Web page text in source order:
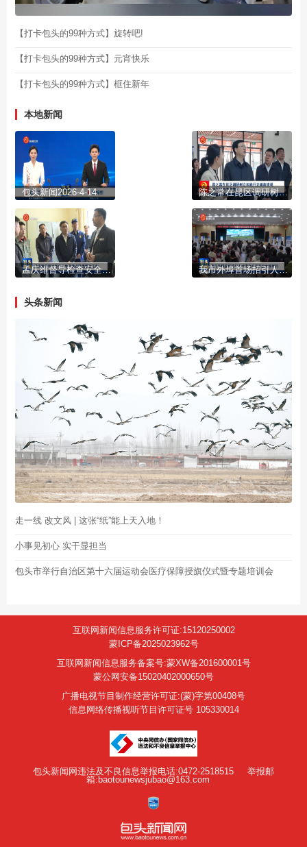
【打卡包头的99种方式】旋转吧!
【打卡包头的99种方式】元宵快乐
【打卡包头的99种方式】框住新年
本地新闻
包头新闻2026-4-14 陈之常在昆区调研树立和践行正确政绩观学习教育开展情况
孟庆维督导检查安全生产重点隐患整改工作 我市外埠首场招引人才宣介会在东北大学举行
头条新闻
走一线 改文风 | 这张“纸”能上天入地！
小事见初心 实干显担当
包头市举行自治区第十六届运动会医疗保障授旗仪式暨专题培训会
互联网新闻信息服务许可证:15120250002
蒙ICP备2025023962号
互联网新闻信息服务备案号:蒙XW备201600001号
蒙公网安备15020402000650号
广播电视节目制作经营许可证:(蒙)字第00408号
信息网络传播视听节目许可证号 105330014
包头新闻网违法及不良信息举报电话:0472-2518515
举报邮
箱:baotounewsjubao@163.com